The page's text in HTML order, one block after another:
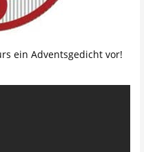
ein Adventsgedicht vor!